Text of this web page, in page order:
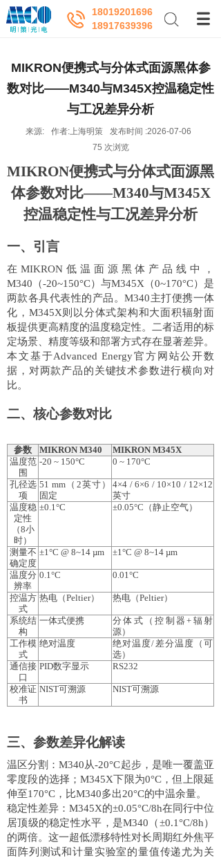
18917639396
18019201696
MIKRON便携式与分体式面源黑体参
数对比——M340与M345X控温稳定性
与工况差异分析
来源: 作者:上海明策 发布时间 :2026-07-06
75 次浏览
MIKRON便携式与分体式面源黑
体参数对比——M340与M345X
控温稳定性与工况差异分析
一、引言
在 MIKRON低温面源黑体产品线中，
M340（-20~150°C）与M345X（0~170°C）是
两款各具代表性的产品。M340主打便携一体
化，M345X则以分体式架构和大面积辐射面
板提供更高精度的温度稳定性。二者适用的标
定场景、精度等级和部署方式存在显著差异。
本文基于Advanced Energy官方网站公开数
据，对两款产品的关键技术参数进行横向对
比。
二、核心参数对比
参数 MIKRON M340
MIKRON M345X
温度范
围
-20 ~ 150°C 0 ~ 170°C
孔径选
项
51 mm（2英寸）
固定
4×4 / 6×6 / 10×10 / 12×12
英寸
温度稳
定性
（8小
时）
±0.1°C ±0.05°C（静止空气）
测量不
确定度
±1°C @ 8~14 µm ±1°C @ 8~14 µm
温度分
辨率
0.1°C 0.01°C
控温方
式
热电（Peltier） 热电（Peltier）
系统结
构
一体式便携 分体式（控制器+辐射
源）
工作模
式
绝对温度 绝对温度/差分温度（可
选）
通信接
口
PID数字显示 RS232
校准证
书
NIST可溯源 NIST可溯源
三、参数差异化解读
温区分割：M340从-20°C起步，是唯一覆盖亚
零度段的选择；M345X下限为0°C，但上限延
伸至170°C，比M340多出20°C的中温余量。
稳定性差异： M345X的±0.05°C/8h在同行中位
居顶级的稳定性水平，是M340（±0.1°C/8h）
的两倍。这一超低漂移特性对长周期红外焦平
面阵列测试和计量实验室的量值传递尤为关